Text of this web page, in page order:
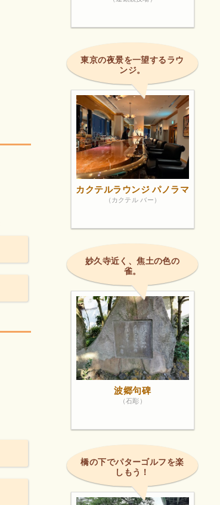
東京の夜景を一望するラウ
ンジ。
カクテルラウンジ パノラマ
（カクテル バー）
妙久寺近く、焦土の色の
雀。
波郷句碑
（石彫）
橋の下でパターゴルフを楽
しもう！